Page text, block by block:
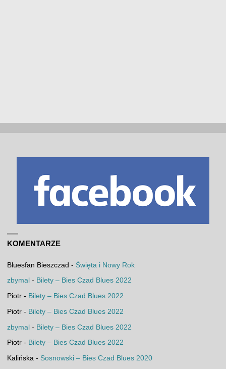
KOMENTARZE
Bluesfan Bieszczad - Święta i Nowy Rok
zbymal - Bilety – Bies Czad Blues 2022
Piotr- Bilety – Bies Czad Blues 2022
Piotr- Bilety – Bies Czad Blues 2022
zbymal- Bilety – Bies Czad Blues 2022
Piotr- Bilety – Bies Czad Blues 2022
Kalińska- Sosnowski – Bies Czad Blues 2020